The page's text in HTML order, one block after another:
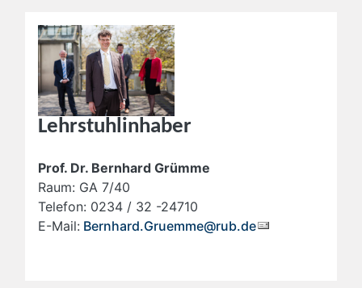
Lehrstuhlinhaber
Prof. Dr. Bernhard Grümme
Raum: GA 7/40
Telefon: 0234 / 32 -24710
E-Mail: Bernhard.Gruemme@rub.de